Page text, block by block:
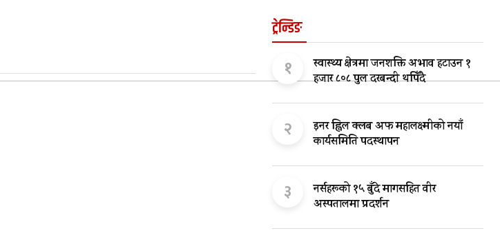
ट्रेन्डिङ
१
स्वास्थ्य क्षेत्रमा जनशक्ति अभाव हटाउन १
हजार ८०८ पुल दरबन्दी थपिँदै
२
इनर ह्विल क्लब अफ महालक्ष्मीको नयाँ
कार्यसमिति पदस्थापन
३
नर्सहरूको १५ बुँदे मागसहित वीर
अस्पतालमा प्रदर्शन